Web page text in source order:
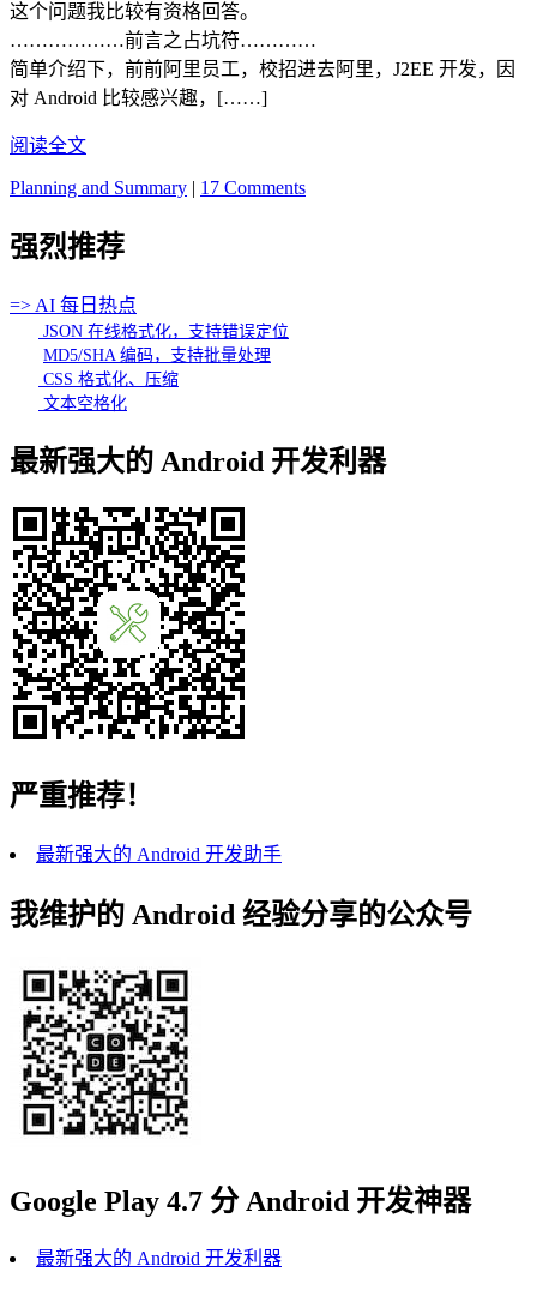
这个问题我比较有资格回答。
………………前言之占坑符…………
简单介绍下，前前阿里员工，校招进去阿里，J2EE 开发，因
对 Android 比较感兴趣，[……]
阅读全文
Planning and Summary | 17 Comments
强烈推荐
=> AI 每日热点
JSON 在线格式化，支持错误定位
MD5/SHA 编码，支持批量处理
CSS 格式化、压缩
文本空格化
最新强大的 Android 开发利器
严重推荐！
最新强大的 Android 开发助手
我维护的 Android 经验分享的公众号
Google Play 4.7 分 Android 开发神器
最新强大的 Android 开发利器